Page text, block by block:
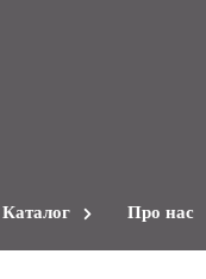
Каталог Про нас